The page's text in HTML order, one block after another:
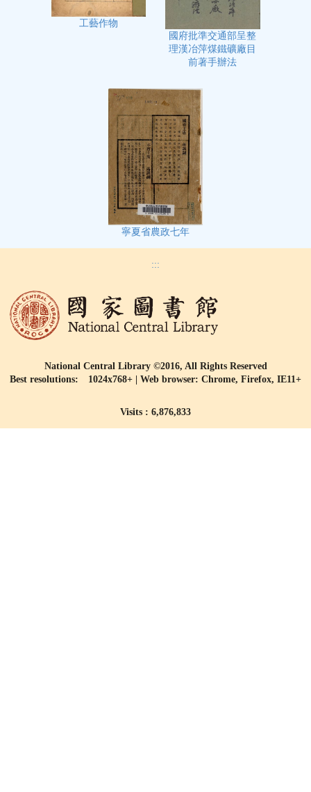
工藝作物
國府批準交通部呈整
理漢冶萍煤鐵礦廠目
前著手辦法
寧夏省農政七年
:::
National Central Library ©2016, All Rights Reserved
Best resolutions: 1024x768+ | Web browser: Chrome, Firefox, IE11+
Visits : 6,876,833